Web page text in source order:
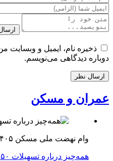
ذخیره نام، ایمیل و وبسایت
دوباره دیدگاهی می‌نویسم.
عمران و مسکن
وام نهضت ملی مسکن ۱۴۰۵؛
همه‌چیز درباره تسهیلات ۸۵۰ میلیونی